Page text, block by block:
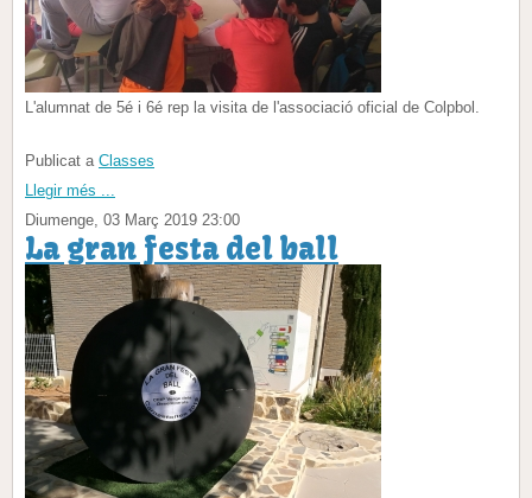
L'alumnat de 5é i 6é rep la visita de l'associació oficial de Colpbol.
Publicat a Classes
Llegir més ...
Diumenge, 03 Març 2019 23:00
La gran festa del ball